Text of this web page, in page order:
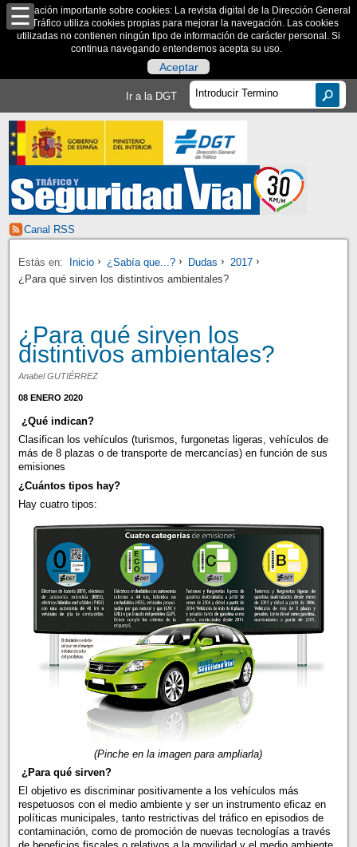
Información importante sobre cookies: La revista digital de la Dirección General
de Tráfico utiliza cookies propias para mejorar la navegación. Las cookies
utilizadas no contienen ningún tipo de información de carácter personal. Si
continua navegando entendemos acepta su uso.
Aceptar
Ir a la DGT
Canal RSS
Estás en: Inicio ¿Sabía que...? Dudas
2017
¿Para qué sirven los distintivos ambientales?
¿Para qué sirven los
distintivos ambientales?
Anabel GUTIÉRREZ
08 ENERO 2020
¿Qué indican?
Clasifican los vehículos (turismos, furgonetas ligeras, vehículos de
más de 8 plazas o de transporte de mercancías) en función de sus
emisiones
¿Cuántos tipos hay?
Hay cuatro tipos:
(Pinche en la imagen para ampliarla)
¿Para qué sirven?
El objetivo es discriminar positivamente a los vehículos más
respetuosos con el medio ambiente y ser un instrumento eficaz en
políticas municipales, tanto restrictivas del tráfico en episodios de
contaminación, como de promoción de nuevas tecnologías a través